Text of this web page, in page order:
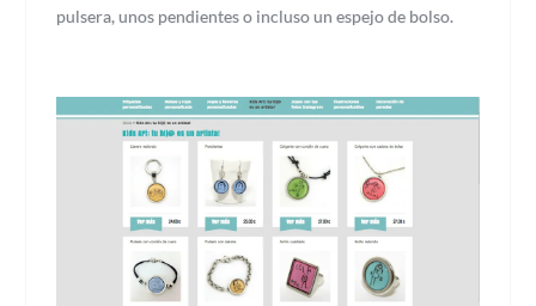
pulsera, unos pendientes o incluso un espejo de bolso.